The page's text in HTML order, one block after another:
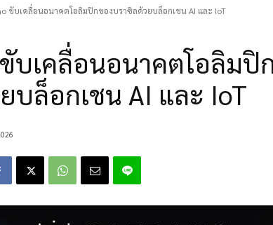
ขับเคลื่อนอนาคตโอลิมปิกของบราซิลด้วยบล็อกเชน AI และ IoT
บเคลื่อนอนาคตโอลิมปิ
บล็อกเชน AI และ IoT